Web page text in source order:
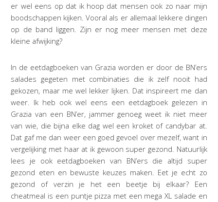
er wel eens op dat ik hoop dat mensen ook zo naar mijn
boodschappen kijken. Vooral als er allemaal lekkere dingen
op de band liggen. Zijn er nog meer mensen met deze
kleine afwijking?
In de eetdagboeken van Grazia worden er door de BN’ers
salades gegeten met combinaties die ik zelf nooit had
gekozen, maar me wel lekker lijken. Dat inspireert me dan
weer. Ik heb ook wel eens een eetdagboek gelezen in
Grazia van een BN’er, jammer genoeg weet ik niet meer
van wie, die bijna elke dag wel een kroket of candybar at.
Dat gaf me dan weer een goed gevoel over mezelf, want in
vergelijking met haar at ik gewoon super gezond. Natuurlijk
lees je ook eetdagboeken van BN’ers die altijd super
gezond eten en bewuste keuzes maken. Eet je echt zo
gezond of verzin je het een beetje bij elkaar? Een
cheatmeal is een puntje pizza met een mega XL salade en